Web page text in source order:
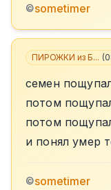
©sometimer
ПИРОЖКИ из Б... (
семен
потом
потом
и понял умер
©sometimer